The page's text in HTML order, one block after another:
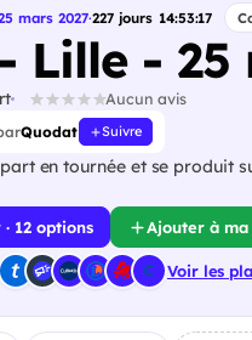
mars 2027·227 jours 14:53:16
Lille - 25
Aucun avis
Quodat Suivre
en tournée et se produit
12 options Ajouter à
Voir les